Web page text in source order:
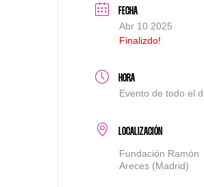
FECHA
Abr 10 2025
Finalizdo!
HORA
Evento de todo el
LOCALIZACIÓN
Fundación Ramón
Areces (Madrid)